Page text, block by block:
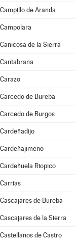
Campillo de Aranda
Campolara
Canicosa de la Sierra
Cantabrana
Carazo
Carcedo de Bureba
Carcedo de Burgos
Cardeñadijo
Cardeñajimeno
Cardeñuela Riopico
Carrias
Cascajares de Bureba
Cascajares de la Sierra
Castellanos de Castro